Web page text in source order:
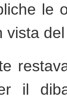
le
vista
il